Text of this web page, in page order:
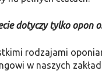
dotyczy tylko opon
rodzajami
w naszych